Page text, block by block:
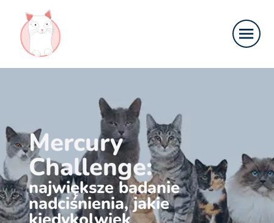
Mercury
Challenge:
największe badanie
nadciśnienia, jakie